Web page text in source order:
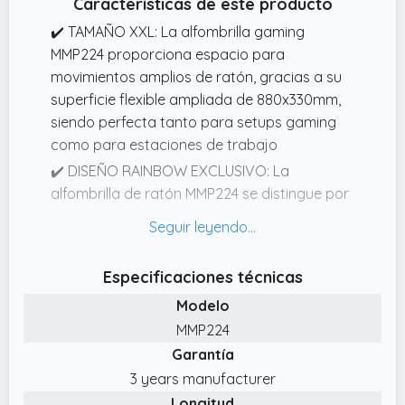
✔️ TAMAÑO XXL: La alfombrilla gaming
MMP224 proporciona espacio para
movimientos amplios de ratón, gracias a su
superficie flexible ampliada de 880x330mm,
siendo perfecta tanto para setups gaming
como para estaciones de trabajo
✔️ DISEÑO RAINBOW EXCLUSIVO: La
alfombrilla de ratón MMP224 se distingue por
decora el borde, aportando un toque de
✔️ BASE DE CAUCHO NATURAL: La base de
caucho natural antideslizante de la
alfombrilla XXL MMP224, asegura estabilidad
incluso durante las sesiones más intensas,
para que mantengas la concentración sin
preocuparte por deslizamientos indeseados
Especificaciones técnicas
Modelo
MMP224
Garantía
3 years manufacturer